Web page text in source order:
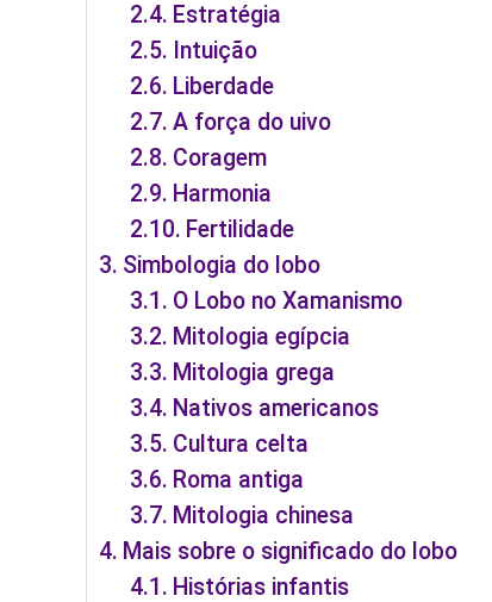
Estratégia
Intuição
Liberdade
A força do uivo
Coragem
Harmonia
Fertilidade
Simbologia do lobo
O Lobo no Xamanismo
Mitologia egípcia
Mitologia grega
Nativos americanos
Cultura celta
Roma antiga
Mitologia chinesa
Mais sobre o significado do lobo
Histórias infantis